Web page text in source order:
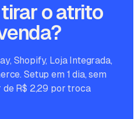
o atrito
Shopify, Loja Integrada,
Setup em 1 dia, sem
R$ 2,29 por troca